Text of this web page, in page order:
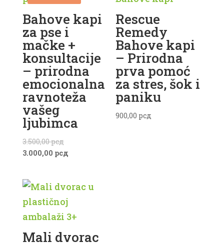
Bahove kapi
za pse i
mačke +
konsultacije
– prirodna
emocionalna
ravnoteža
vašeg
ljubimca
3.500,00рсдOriginalna
cena
3.500,00 рсд.
3.000,00 рсдTrenutna
3.000,00 рсд.
Rescue
Remedy
Bahove kapi
– Prirodna
prva pomoć
za stres, šok i
paniku
900,00 рсд
Mali dvorac